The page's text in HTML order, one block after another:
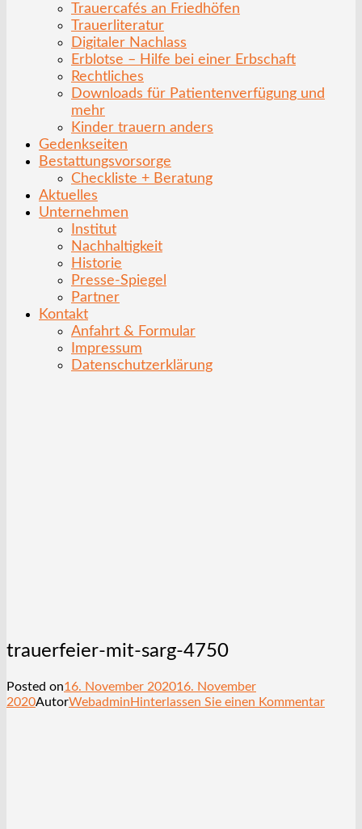
Trauercafés an Friedhöfen
Trauerliteratur
Digitaler Nachlass
Erblotse – Hilfe bei einer Erbschaft
Rechtliches
Downloads für Patientenverfügung und
mehr
Kinder trauern anders
Gedenkseiten
Bestattungsvorsorge
Checkliste + Beratung
Aktuelles
Unternehmen
Institut
Nachhaltigkeit
Historie
Presse-Spiegel
Partner
Kontakt
Anfahrt & Formular
Impressum
Datenschutzerklärung
trauerfeier-mit-sarg-4750
Posted on16. November 202016. November
2020AutorWebadmin Hinterlassen Sie einen Kommentar